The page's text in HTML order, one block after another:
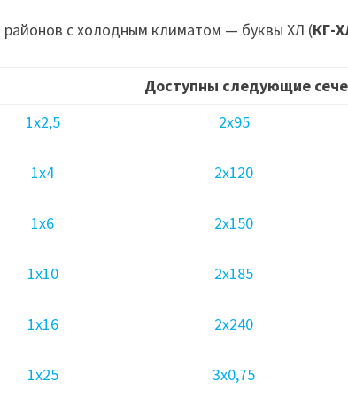
с холодным климатом — буквы ХЛ (КГ-
Доступны следующие
1х2,5
1х4
1х6
1х10
1х16
1х25
2х95
2х120
2х150
2х185
2х240
3х0,75